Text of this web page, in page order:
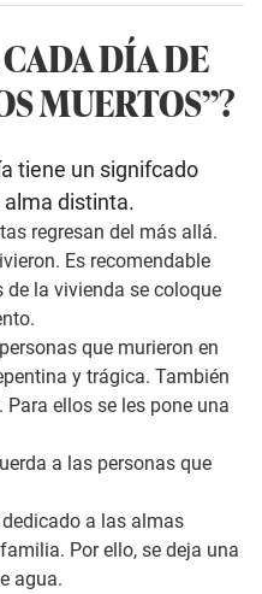
DÍA DE
MUERTOS”?
tiene un signifcado
alma distinta.
regresan del más allá.
Es recomendable
de la vivienda se coloque
que murieron en
y trágica. También
ellos se les pone una
a las personas que
dedicado a las almas
Por ello, se deja una
agua.